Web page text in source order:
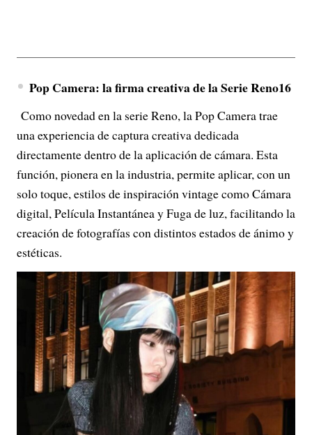
Pop Camera: la firma creativa de la Serie Reno16
Como novedad en la serie Reno, la Pop Camera trae
una experiencia de captura creativa dedicada
directamente dentro de la aplicación de cámara. Esta
función, pionera en la industria, permite aplicar, con un
solo toque, estilos de inspiración vintage como Cámara
digital, Película Instantánea y Fuga de luz, facilitando la
creación de fotografías con distintos estados de ánimo y
estéticas.